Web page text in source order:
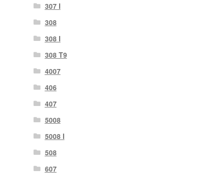
307 Ι
308
308 Ι
308 Τ9
4007
406
407
5008
5008 Ι
508
607